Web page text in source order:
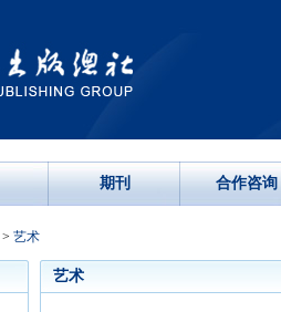
期刊 合作咨询
> 艺术
艺术